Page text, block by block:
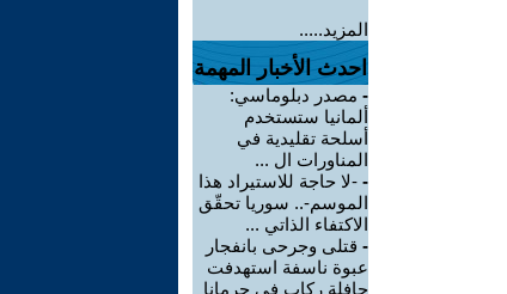
المزيد.....
احدث الأخبار المهمة
- مصدر دبلوماسي:
ألمانيا ستستخدم
أسلحة تقليدية في
المناورات ال ...
- -لا حاجة للاستيراد هذا
الموسم-.. سوريا تحقّق
الاكتفاء الذاتي ...
- قتلى وجرحى بانفجار
عبوة ناسفة استهدفت
حافلة ركاب في جرمانا